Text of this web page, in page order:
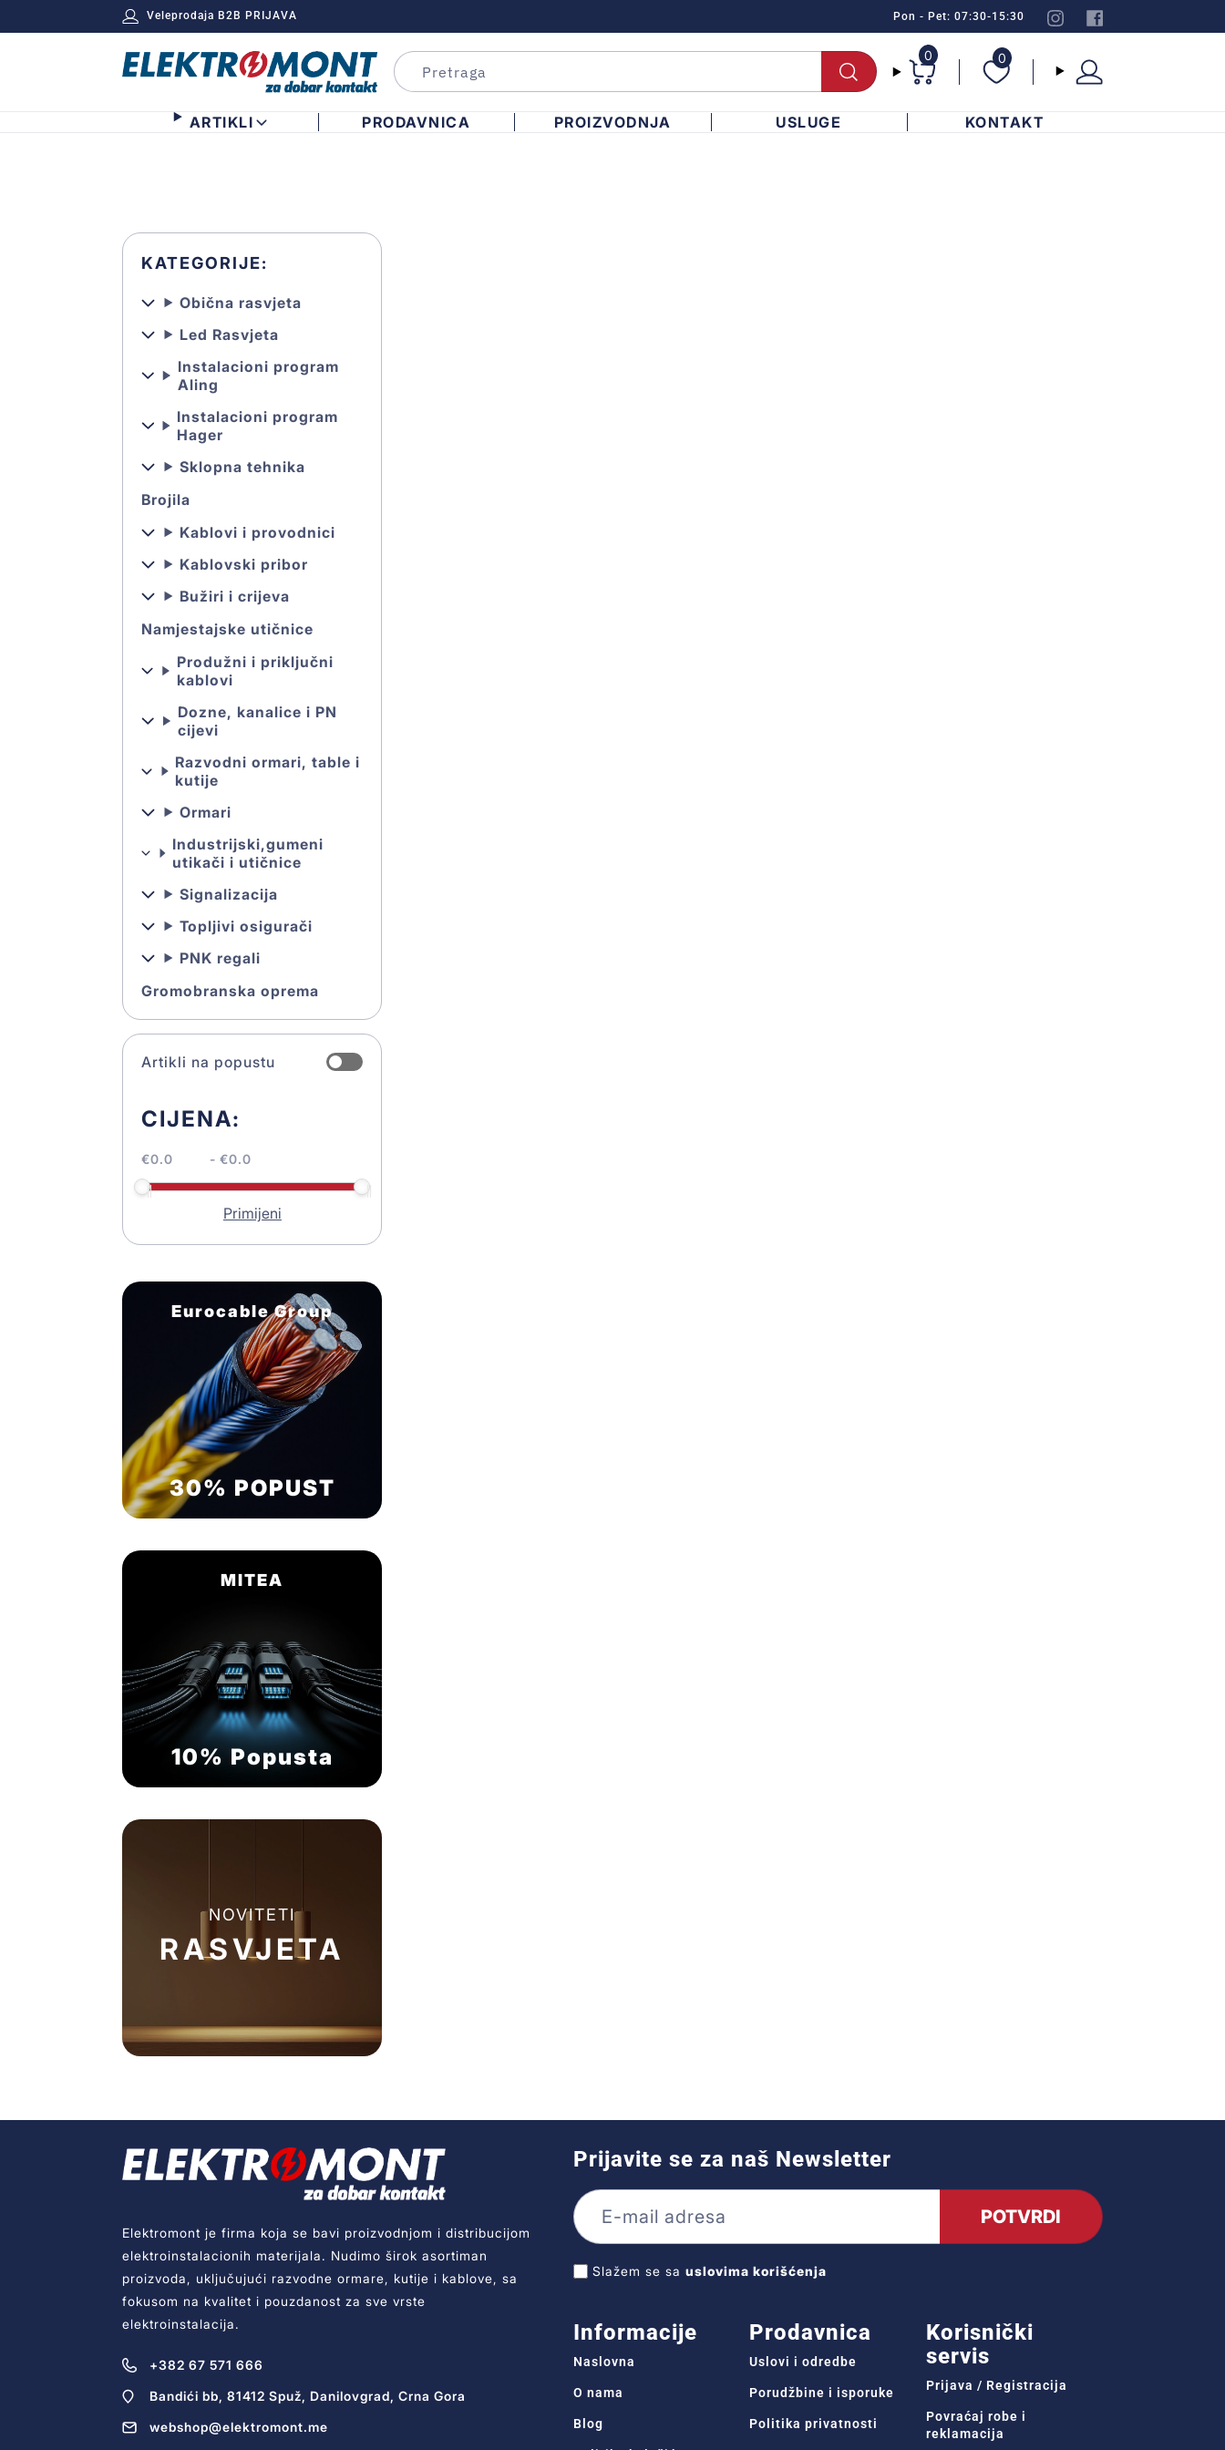
Veleprodaja B2B PRIJAVA Pon - Pet: 07:30-15:30
0 0
ARTIKLI PRODAVNICA PROIZVODNJA USLUGE KONTAKT
KATEGORIJE:
Obična rasvjeta
Led Rasvjeta
Instalacioni program
Aling
Instalacioni program
Hager
Sklopna tehnika
Brojila
Kablovi i provodnici
Kablovski pribor
Bužiri i crijeva
Namjestajske utičnice
Produžni i priključni
kablovi
Dozne, kanalice i PN
cijevi
Razvodni ormari, table i
kutije
Ormari
Industrijski,gumeni
utikači i utičnice
Signalizacija
Topljivi osigurači
PNK regali
Gromobranska oprema
Artikli na popustu
CIJENA:
€ - €
Primijeni
Eurocable Group
30% POPUST
MITEA
10% Popusta
NOVITETI
RASVJETA
Elektromont je firma koja se bavi proizvodnjom i distribucijom
elektroinstalacionih materijala. Nudimo širok asortiman
proizvoda, uključujući razvodne ormare, kutije i kablove, sa
fokusom na kvalitet i pouzdanost za sve vrste
elektroinstalacija.
+382 67 571 666
Bandići bb, 81412 Spuž, Danilovgrad, Crna Gora
webshop@elektromont.me
Prijavite se za naš Newsletter
POTVRDI
Slažem se sa uslovima korišćenja
Informacije
Naslovna
O nama
Blog
Prodavnica
Uslovi i odredbe
Porudžbine i isporuke
Politika privatnosti
Korisnički
servis
Prijava / Registracija
Povraćaj robe i
reklamacija